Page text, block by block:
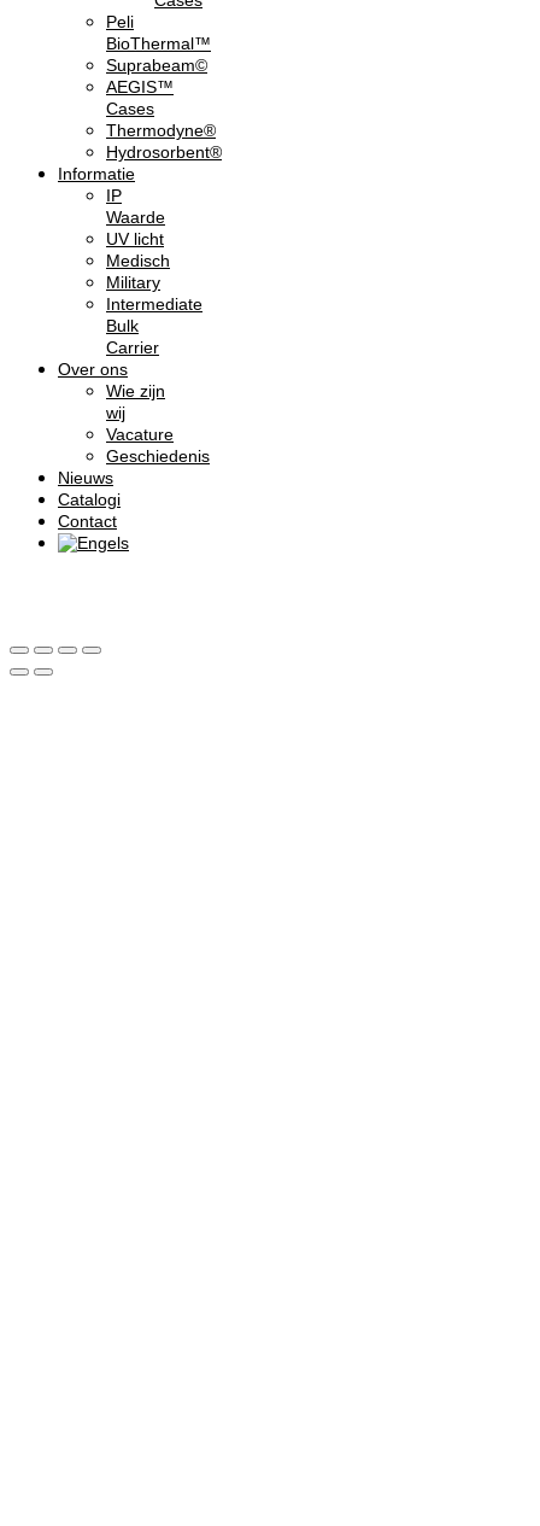
Peli
BioThermal™
Suprabeam©
AEGIS™
Cases
Thermodyne®
Hydrosorbent®
Informatie
IP
Waarde
UV licht
Medisch
Military
Intermediate
Bulk
Carrier
Over ons
Wie zijn
wij
Vacature
Geschiedenis
Nieuws
Catalogi
Contact